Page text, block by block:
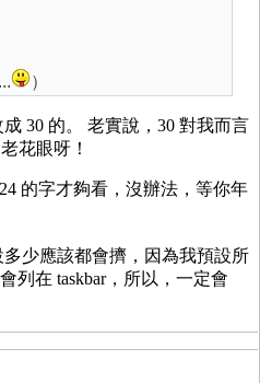
）
30 的。 老實說，30 對我而言
花眼呀！
的字才夠看，沒辦法，等你年
少應該都會擠，因為我預設所
列在 taskbar，所以，一定會